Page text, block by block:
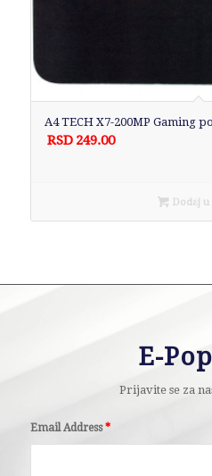
A4 TECH X7-200MP Gaming
RSD 249.00
Dodaj
E-
Prijavite se za
Email Address*